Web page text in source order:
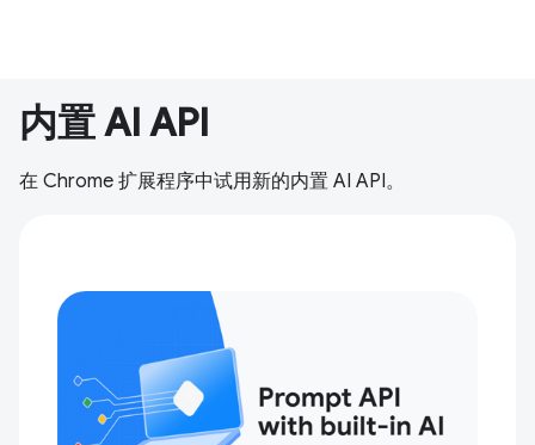
内置 AI API
在 Chrome 扩展程序中试用新的内置 AI API。